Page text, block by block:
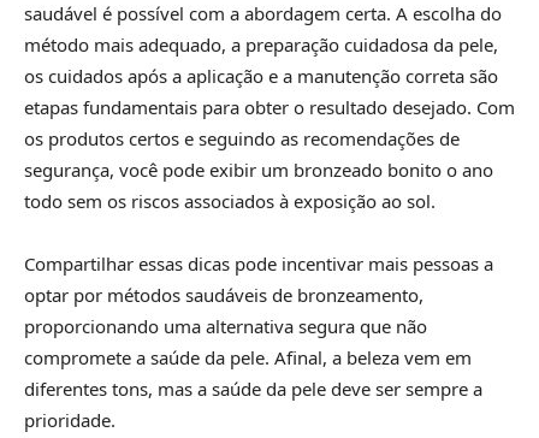
saudável é possível com a abordagem certa. A escolha do
método mais adequado, a preparação cuidadosa da pele,
os cuidados após a aplicação e a manutenção correta são
etapas fundamentais para obter o resultado desejado. Com
os produtos certos e seguindo as recomendações de
segurança, você pode exibir um bronzeado bonito o ano
todo sem os riscos associados à exposição ao sol.
Compartilhar essas dicas pode incentivar mais pessoas a
optar por métodos saudáveis de bronzeamento,
proporcionando uma alternativa segura que não
compromete a saúde da pele. Afinal, a beleza vem em
diferentes tons, mas a saúde da pele deve ser sempre a
prioridade.